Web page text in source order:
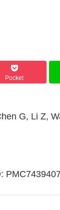
Pocket
G, Li Z,